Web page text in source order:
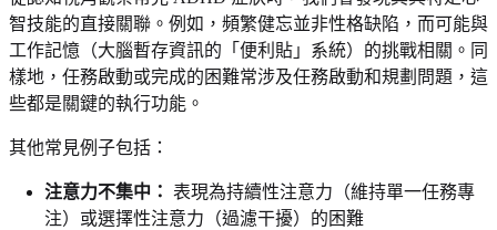
智技能的直接關聯。例如，頻繁健忘並非性格缺陷，而可能與
工作記憶（大腦暫存資訊的「便利貼」系統）的挑戰相關。同
樣地，任務啟動或完成的困難常涉及任務啟動和規劃問題，這
些都是關鍵的執行功能。
其他常見例子包括：
注意力不集中： 表現為持續性注意力（維持單一任務專
注）或選擇性注意力（過濾干擾）的困難